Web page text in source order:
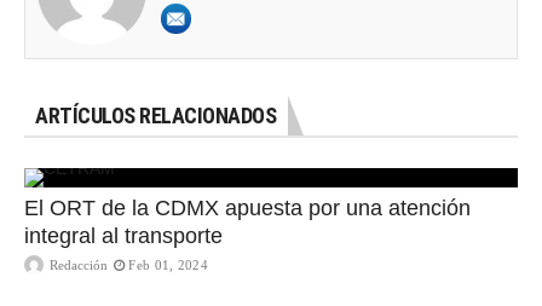
ARTÍCULOS RELACIONADOS
El ORT de la CDMX apuesta por una atención
integral al transporte
Redacción Feb 01, 2024